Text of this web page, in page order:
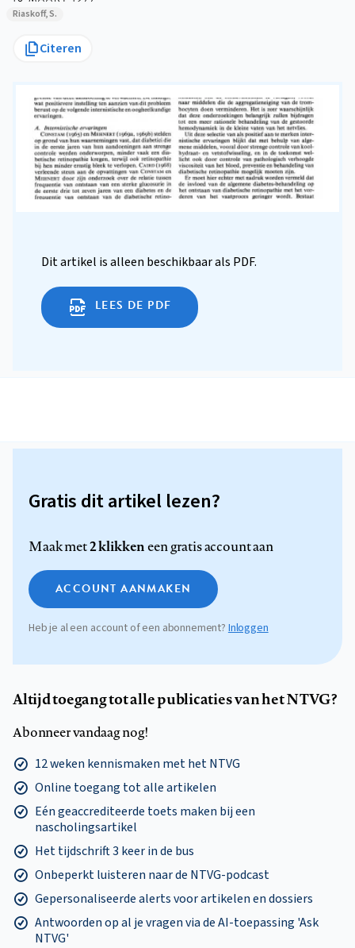
Riaskoff, S.
Citeren
Dit artikel is alleen beschikbaar als PDF.
LEES DE PDF
Gratis dit artikel lezen?
Maak met2 klikkeneen gratis account aan
ACCOUNT AANMAKEN
Heb je al een account of een abonnement? Inloggen
Altijd toegang tot alle publicaties van het NTVG?
Abonneer vandaag nog!
12 weken kennismaken met het NTVG
Online toegang tot alle artikelen
Eén geaccrediteerde toets maken bij een
nascholingsartikel
Het tijdschrift 3 keer in de bus
Onbeperkt luisteren naar de NTVG-podcast
Gepersonaliseerde alerts voor artikelen en dossiers
Antwoorden op al je vragen via de AI-toepassing 'Ask
NTVG'